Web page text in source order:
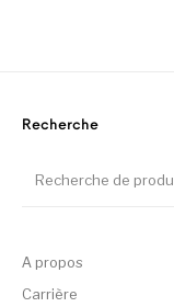
Recherche
A propos
Carrière